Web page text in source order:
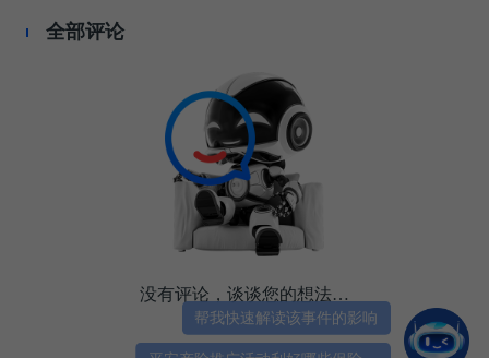
全部评论
没有评论，谈谈您的想法…
帮我快速解读该事件的影响